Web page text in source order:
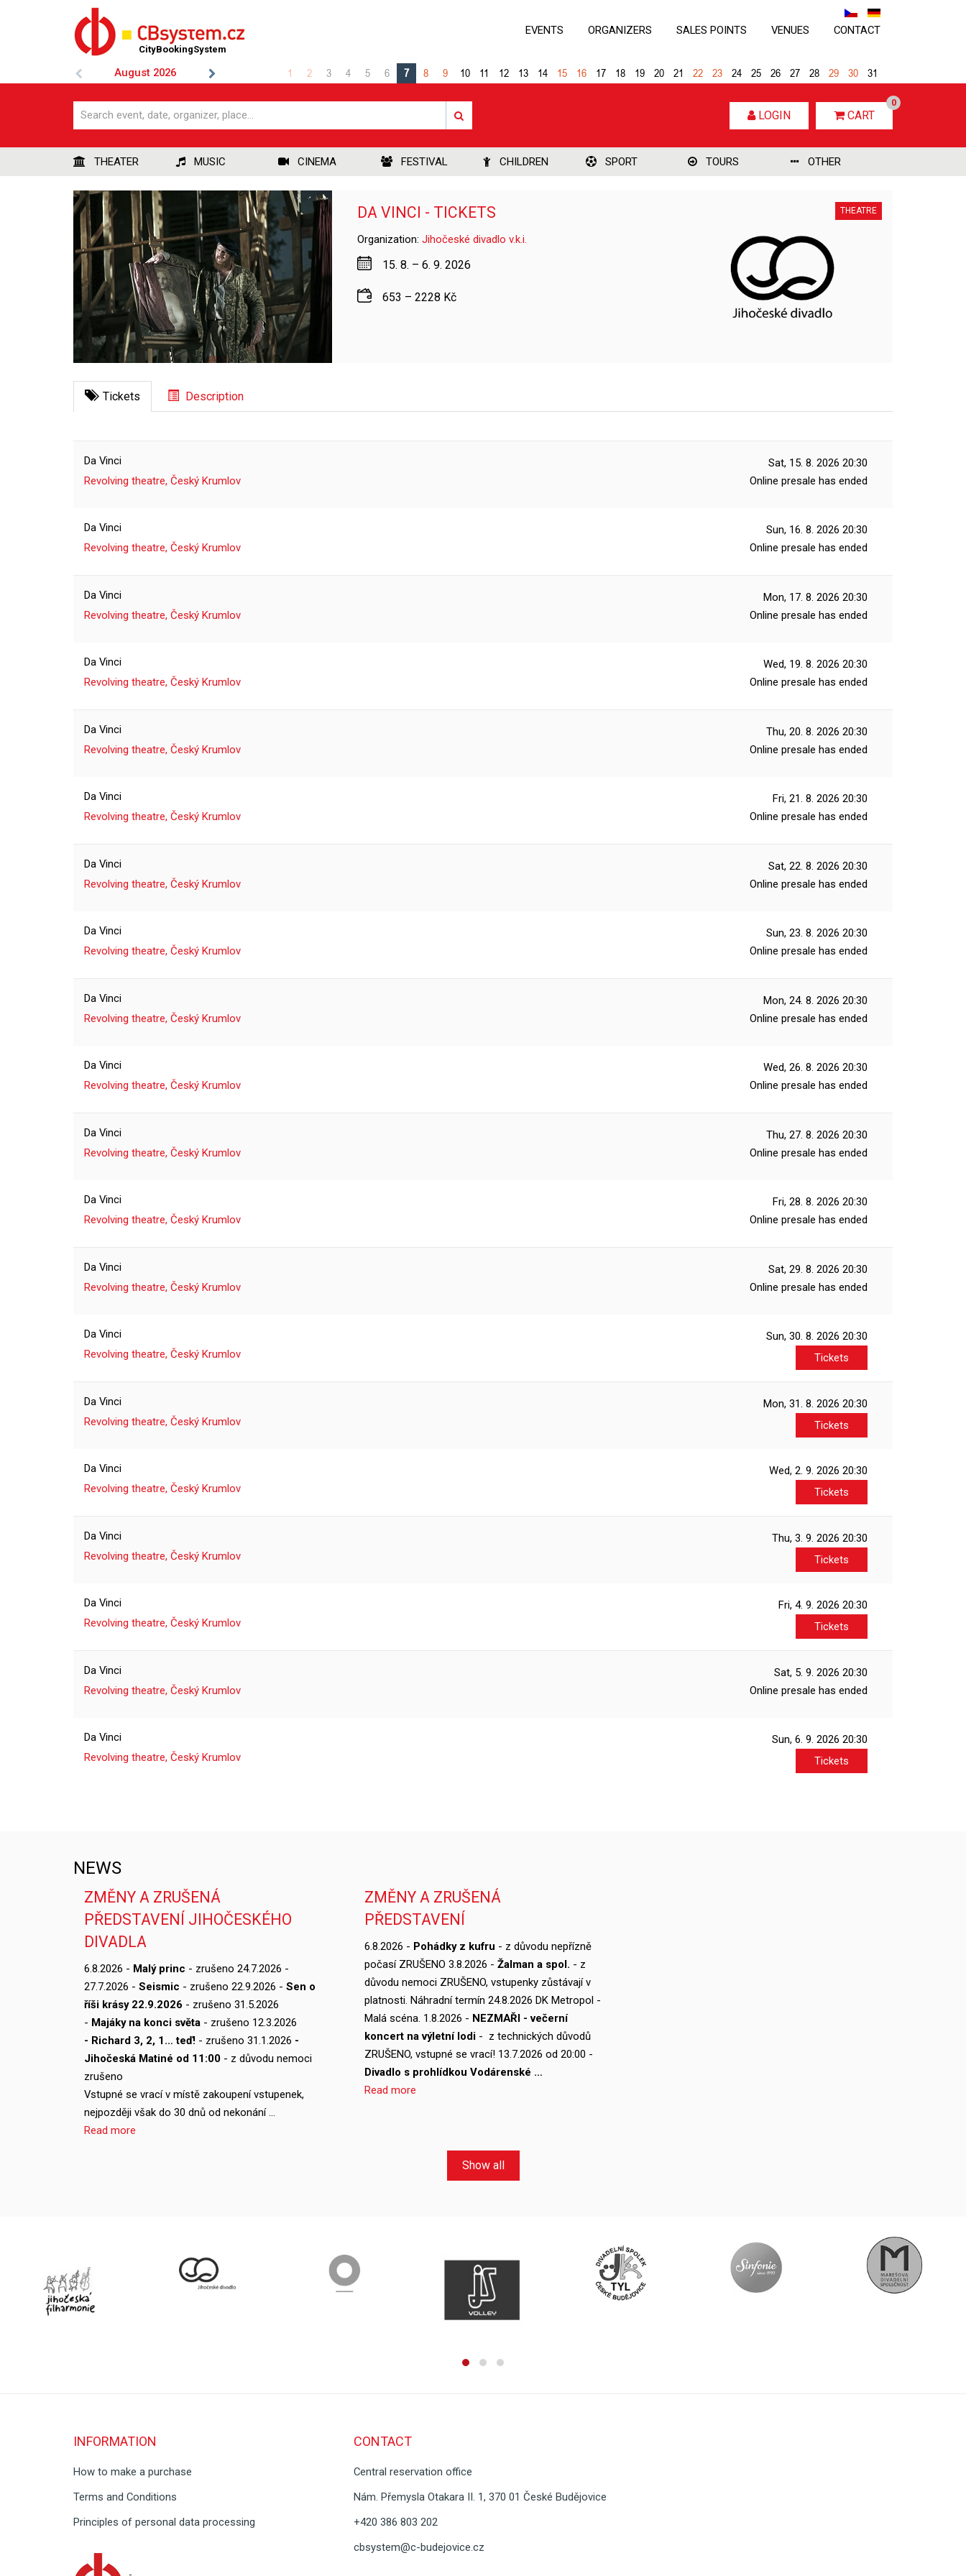
CityBookingSystem
EVENTS ORGANIZERS SALES POINTS VENUES CONTACT
LOGIN CART
0
August 2026 1 2 3 4 5 6 7 8 9 10 11 12 13 14 15 16 17 18 19 20 21 22 23 24 25 26 27 28 29 30 31
THEATER MUSIC CINEMA FESTIVAL CHILDREN SPORT TOURS OTHER
DA VINCI - TICKETS
Organization: Jihočeské divadlo v.k.i.
15. 8. – 6. 9. 2026
653 – 2228 Kč
THEATRE
Tickets Description
Da Vinci
Revolving theatre, Český Krumlov
Sat, 15. 8. 2026 20:30
Online presale has ended
Da Vinci
Revolving theatre, Český Krumlov
Sun, 16. 8. 2026 20:30
Online presale has ended
Da Vinci
Revolving theatre, Český Krumlov
Mon, 17. 8. 2026 20:30
Online presale has ended
Da Vinci
Revolving theatre, Český Krumlov
Wed, 19. 8. 2026 20:30
Online presale has ended
Da Vinci
Revolving theatre, Český Krumlov
Thu, 20. 8. 2026 20:30
Online presale has ended
Da Vinci
Revolving theatre, Český Krumlov
Fri, 21. 8. 2026 20:30
Online presale has ended
Da Vinci
Revolving theatre, Český Krumlov
Sat, 22. 8. 2026 20:30
Online presale has ended
Da Vinci
Revolving theatre, Český Krumlov
Sun, 23. 8. 2026 20:30
Online presale has ended
Da Vinci
Revolving theatre, Český Krumlov
Mon, 24. 8. 2026 20:30
Online presale has ended
Da Vinci
Revolving theatre, Český Krumlov
Wed, 26. 8. 2026 20:30
Online presale has ended
Da Vinci
Revolving theatre, Český Krumlov
Thu, 27. 8. 2026 20:30
Online presale has ended
Da Vinci
Revolving theatre, Český Krumlov
Fri, 28. 8. 2026 20:30
Online presale has ended
Da Vinci
Revolving theatre, Český Krumlov
Sat, 29. 8. 2026 20:30
Online presale has ended
Da Vinci
Revolving theatre, Český Krumlov
Sun, 30. 8. 2026 20:30
Tickets
Da Vinci
Revolving theatre, Český Krumlov
Mon, 31. 8. 2026 20:30
Tickets
Da Vinci
Revolving theatre, Český Krumlov
Wed, 2. 9. 2026 20:30
Tickets
Da Vinci
Revolving theatre, Český Krumlov
Thu, 3. 9. 2026 20:30
Tickets
Da Vinci
Revolving theatre, Český Krumlov
Fri, 4. 9. 2026 20:30
Tickets
Da Vinci
Revolving theatre, Český Krumlov
Sat, 5. 9. 2026 20:30
Online presale has ended
Da Vinci
Revolving theatre, Český Krumlov
Sun, 6. 9. 2026 20:30
Tickets
NEWS
ZMĚNY A ZRUŠENÁ
PŘEDSTAVENÍ JIHOČESKÉHO
DIVADLA
6.8.2026 - Malý princ - zrušeno 24.7.2026 -
27.7.2026 - Seismic - zrušeno 22.9.2026 - Sen o
říši krásy 22.9.2026 - zrušeno 31.5.2026
- Majáky na konci světa - zrušeno 12.3.2026
- Richard 3, 2, 1… teď! - zrušeno 31.1.2026 -
Jihočeská Matiné od 11:00 - z důvodu nemoci
zrušeno
Vstupné se vrací v místě zakoupení vstupenek,
nejpozději však do 30 dnů od nekonání …
Read more
ZMĚNY A ZRUŠENÁ
PŘEDSTAVENÍ
6.8.2026 - Pohádky z kufru - z důvodu nepřízně
počasí ZRUŠENO 3.8.2026 - Žalman a spol. - z
důvodu nemoci ZRUŠENO, vstupenky zůstávají v
platnosti. Náhradní termín 24.8.2026 DK Metropol -
Malá scéna. 1.8.2026 - NEZMAŘI - večerní
koncert na výletní lodi - z technických důvodů
ZRUŠENO, vstupné se vrací! 13.7.2026 od 20:00 -
Divadlo s prohlídkou Vodárenské …
Read more
Show all
INFORMATION
How to make a purchase
Terms and Conditions
Principles of personal data processing
CONTACT
Central reservation office
Nám. Přemysla Otakara II. 1, 370 01 České Budějovice
+420 386 803 202
cbsystem@c-budejovice.cz